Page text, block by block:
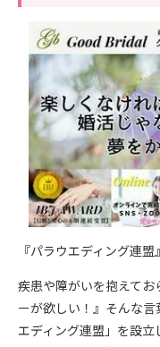
『パラウエディング連盟
疾患や障がいを抱えて
ーが欲しい！』そんな
エディング連盟」を設